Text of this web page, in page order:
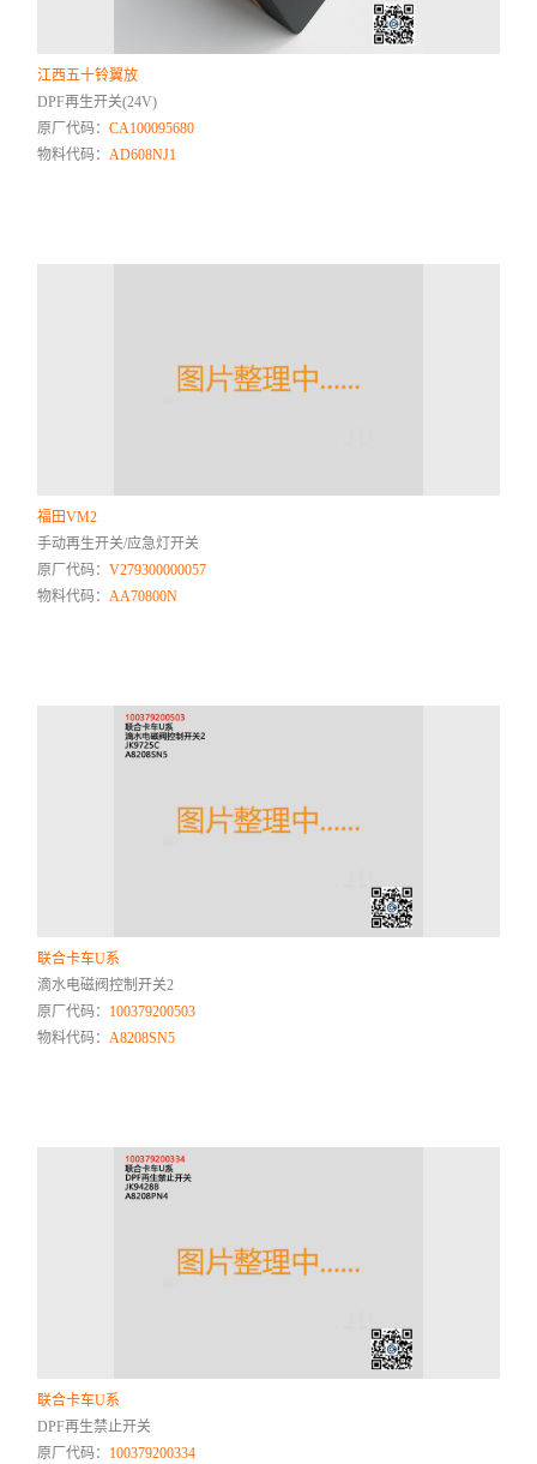
江西五十铃翼放
DPF再生开关(24V)
原厂代码：CA100095680
物料代码：AD608NJ1
福田VM2
手动再生开关/应急灯开关
原厂代码：V279300000057
物料代码：AA70800N
联合卡车U系
滴水电磁阀控制开关2
原厂代码： 100379200503
物料代码：A8208SN5
联合卡车U系
DPF再生禁止开关
原厂代码： 100379200334